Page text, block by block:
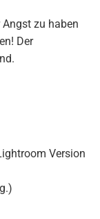
zu haben
Der
Version